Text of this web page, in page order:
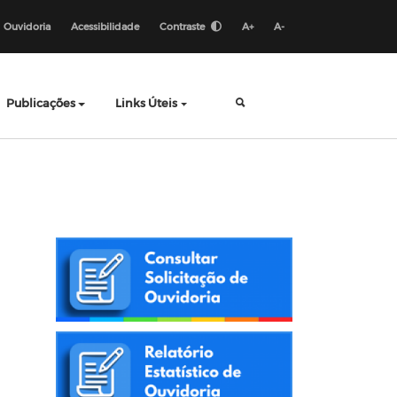
Ouvidoria Acessibilidade Contraste A+ A-
Publicações Links Úteis